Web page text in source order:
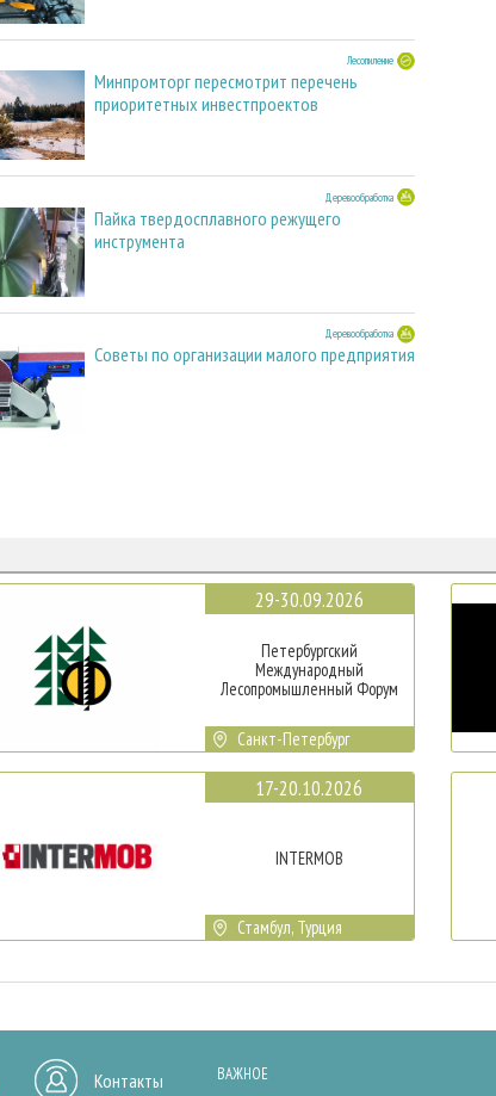
Лесопиление
Минпромторг пересмотрит перечень
приоритетных инвестпроектов
Деревообработка
Пайка твердосплавного режущего
инструмента
Деревообработка
Советы по организации малого предприятия
29-30.09.2026
Петербургский
Международный
Лесопромышленный Форум
Санкт-Петербург
17-20.10.2026
INTERMOB
Стамбул, Турция
Контакты
ВАЖНОЕ